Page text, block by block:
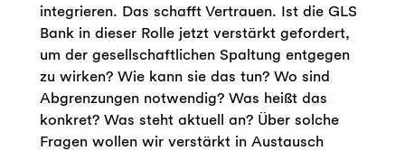
integrieren. Das schafft Vertrauen. Ist die GLS
Bank in dieser Rolle jetzt verstärkt gefordert,
um der gesellschaftlichen Spaltung entgegen
zu wirken? Wie kann sie das tun? Wo sind
Abgrenzungen notwendig? Was heißt das
konkret? Was steht aktuell an? Über solche
Fragen wollen wir verstärkt in Austausch